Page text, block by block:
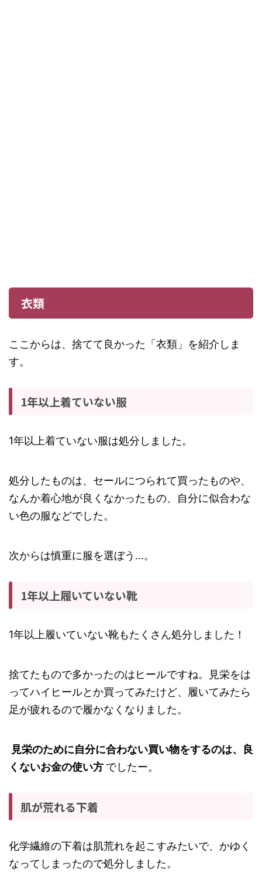
衣類
ここからは、捨てて良かった「衣類」を紹介しま
す。
1年以上着ていない服
1年以上着ていない服は処分しました。
処分したものは、セールにつられて買ったものや、
なんか着心地が良くなかったもの、自分に似合わな
い色の服などでした。
次からは慎重に服を選ぼう…。
1年以上履いていない靴
1年以上履いていない靴もたくさん処分しました！
捨てたもので多かったのはヒールですね。見栄をは
ってハイヒールとか買ってみたけど、履いてみたら
足が疲れるので履かなくなりました。
見栄のために自分に合わない買い物をするのは、良
くないお金の使い方 でしたー。
肌が荒れる下着
化学繊維の下着は肌荒れを起こすみたいで、かゆく
なってしまったので処分しました。